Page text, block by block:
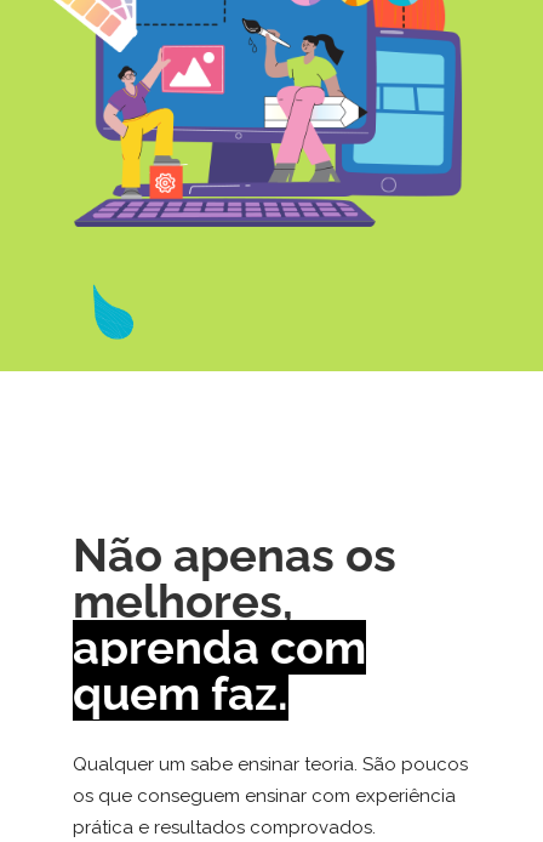
Não apenas os
melhores,
aprenda com
quem faz.
Qualquer um sabe ensinar teoria. São poucos
os que conseguem ensinar com experiência
prática e resultados comprovados.